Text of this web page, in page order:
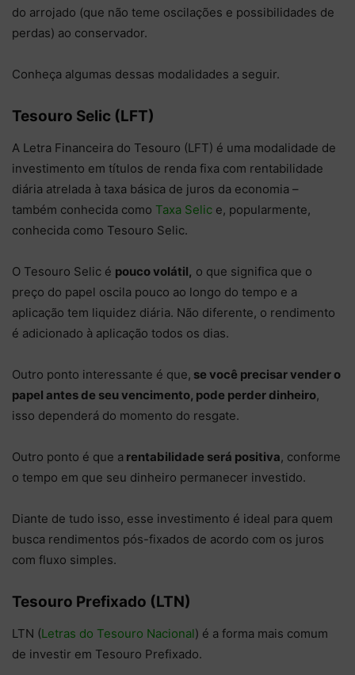
do arrojado (que não teme oscilações e possibilidades de
perdas) ao conservador.
Conheça algumas dessas modalidades a seguir.
Tesouro Selic (LFT)
A Letra Financeira do Tesouro (LFT) é uma modalidade de
investimento em títulos de renda fixa com rentabilidade
diária atrelada à taxa básica de juros da economia –
também conhecida como Taxa Selic e, popularmente,
conhecida como Tesouro Selic.
O Tesouro Selic é pouco volátil, o que significa que o
preço do papel oscila pouco ao longo do tempo e a
aplicação tem liquidez diária. Não diferente, o rendimento
é adicionado à aplicação todos os dias.
Outro ponto interessante é que, se você precisar vender o
papel antes de seu vencimento, pode perder dinheiro,
isso dependerá do momento do resgate.
Outro ponto é que a rentabilidade será positiva, conforme
o tempo em que seu dinheiro permanecer investido.
Diante de tudo isso, esse investimento é ideal para quem
busca rendimentos pós-fixados de acordo com os juros
com fluxo simples.
Tesouro Prefixado (LTN)
LTN (Letras do Tesouro Nacional) é a forma mais comum
de investir em Tesouro Prefixado.